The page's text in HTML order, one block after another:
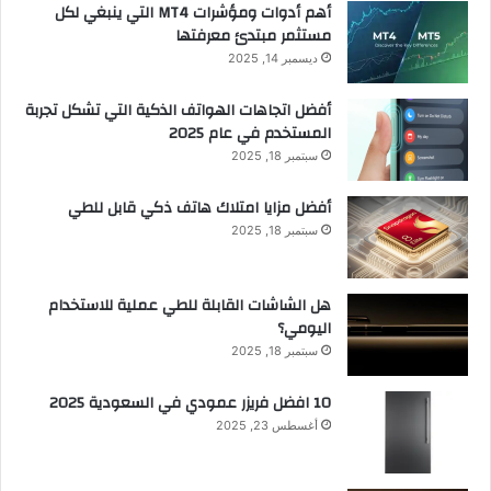
أهم أدوات ومؤشرات MT4 التي ينبغي لكل
مستثمر مبتدئ معرفتها
ديسمبر 14, 2025
أفضل اتجاهات الهواتف الذكية التي تشكل تجربة
المستخدم في عام 2025
سبتمبر 18, 2025
أفضل مزايا امتلاك هاتف ذكي قابل للطي
سبتمبر 18, 2025
هل الشاشات القابلة للطي عملية للاستخدام
اليومي؟
سبتمبر 18, 2025
10 افضل فريزر عمودي​ في السعودية​ 2025
أغسطس 23, 2025